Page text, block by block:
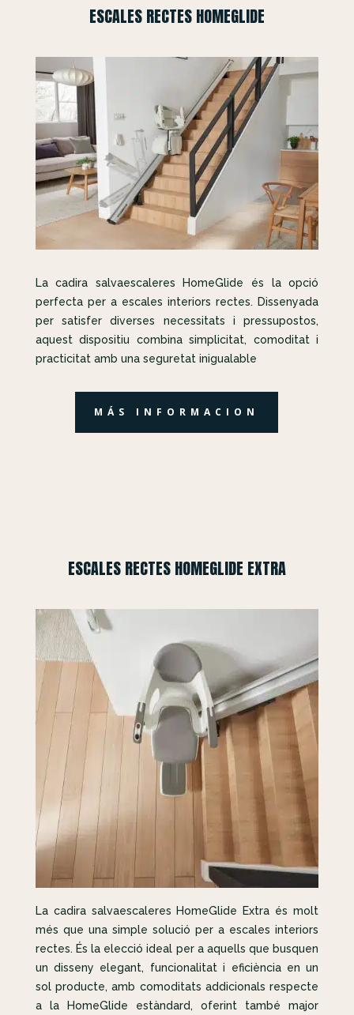
ESCALES RECTES HOMEGLIDE
La cadira salvaescaleres HomeGlide és la opció
perfecta per a escales interiors rectes. Dissenyada
per satisfer diverses necessitats i pressupostos,
aquest dispositiu combina simplicitat, comoditat i
practicitat amb una seguretat inigualable
MÁS INFORMACION
ESCALES RECTES HOMEGLIDE EXTRA
La cadira salvaescaleres HomeGlide Extra és molt
més que una simple solució per a escales interiors
rectes. És la elecció ideal per a aquells que busquen
un disseny elegant, funcionalitat i eficiència en un
sol producte, amb comoditats addicionals respecte
a la HomeGlide estàndard, oferint també major